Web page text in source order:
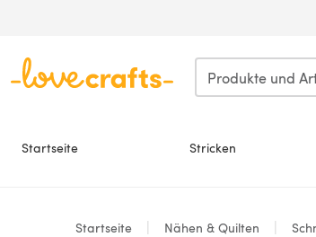
Startseite Stricken
Startseite Nähen & Quilten